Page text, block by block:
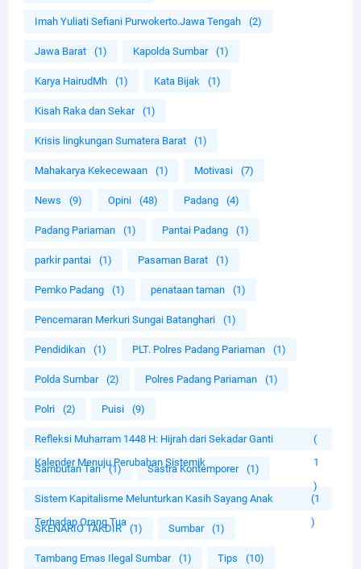
Imah Yuliati Sefiani Purwokerto.Jawa Tengah (2)
Jawa Barat (1) Kapolda Sumbar (1)
Karya HairudMh (1) Kata Bijak (1)
Kisah Raka dan Sekar (1)
Krisis lingkungan Sumatera Barat (1)
Mahakarya Kekecewaan (1) Motivasi (7)
News (9) Opini (48) Padang (4)
Padang Pariaman (1) Pantai Padang (1)
parkir pantai (1) Pasaman Barat (1)
Pemko Padang (1) penataan taman (1)
Pencemaran Merkuri Sungai Batanghari (1)
Pendidikan (1) PLT. Polres Padang Pariaman (1)
Polda Sumbar (2) Polres Padang Pariaman (1)
Polri (2) Puisi (9)
Refleksi Muharram 1448 H: Hijrah dari Sekadar Ganti
Kalender Menuju Perubahan Sistemik
(
1
)
Sambutan Tari (1) Sastra Kontemporer (1)
Sistem Kapitalisme Melunturkan Kasih Sayang Anak
Terhadap Orang Tua
(1
)
SKENARIO TAKDIR (1) Sumbar (1)
Tambang Emas Ilegal Sumbar (1) Tips (10)